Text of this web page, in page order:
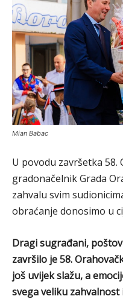
Mian Babac
U povodu završetka
gradonačelnik Grada
zahvalu svim
obraćanje donosimo u
Dragi sugrađani,
završilo je 58.
još uvijek slažu, a
svega veliku